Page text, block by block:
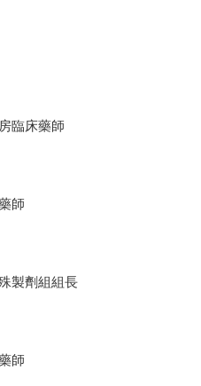
臨床藥師
師
製劑組組長
師